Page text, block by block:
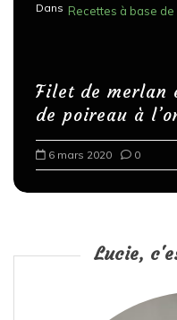
Dans Recettes à base
Filet de merlan
de poireau à
6 mars 2020 0
Lucie,